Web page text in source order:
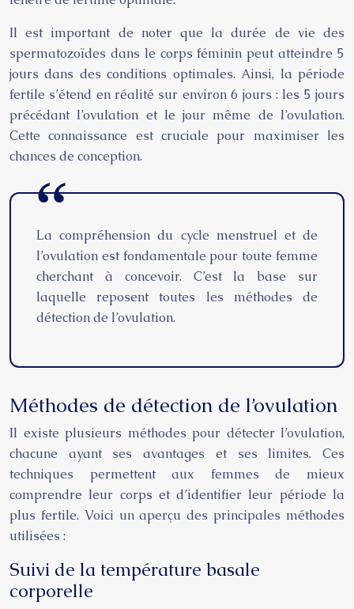
Il est important de noter que la durée de vie des
spermatozoïdes dans le corps féminin peut atteindre 5
jours dans des conditions optimales. Ainsi, la période
fertile s’étend en réalité sur environ 6 jours : les 5 jours
précédant l’ovulation et le jour même de l’ovulation.
Cette connaissance est cruciale pour maximiser les
chances de conception.
La compréhension du cycle menstruel et de
l’ovulation est fondamentale pour toute femme
cherchant à concevoir. C’est la base sur
laquelle reposent toutes les méthodes de
détection de l’ovulation.
Méthodes de détection de l’ovulation
Il existe plusieurs méthodes pour détecter l’ovulation,
chacune ayant ses avantages et ses limites. Ces
techniques permettent aux femmes de mieux
comprendre leur corps et d’identifier leur période la
plus fertile. Voici un aperçu des principales méthodes
utilisées :
Suivi de la température basale
corporelle